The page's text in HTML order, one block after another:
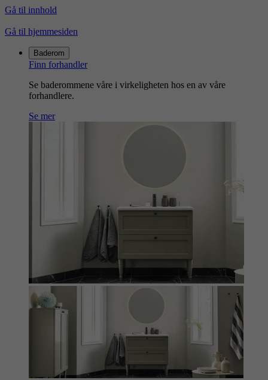
Gå til innhold
Gå til hjemmesiden
Baderom
Finn forhandler
Se baderommene våre i virkeligheten hos en av våre
forhandlere.
Se mer